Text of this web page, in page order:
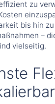
zu
bis hin
–
vielseitig.